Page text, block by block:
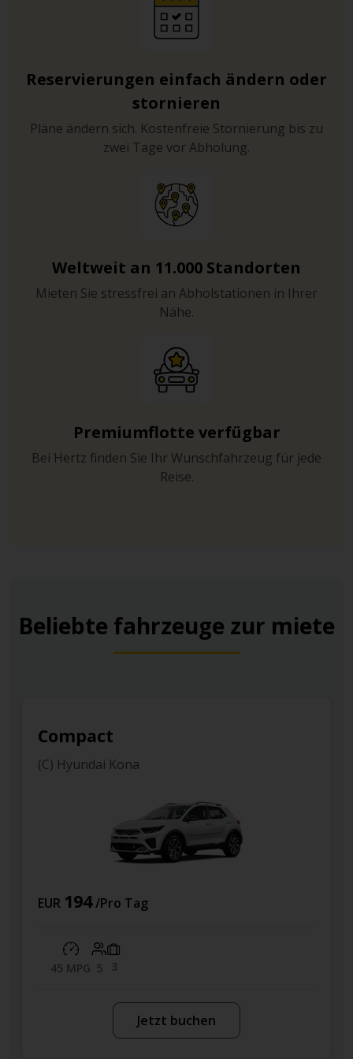
Reservierungen einfach ändern oder
stornieren
Pläne ändern sich. Kostenfreie Stornierung bis zu
zwei Tage vor Abholung.
Weltweit an 11.000 Standorten
Mieten Sie stressfrei an Abholstationen in Ihrer
Nähe.
Premiumflotte verfügbar
Bei Hertz finden Sie Ihr Wunschfahrzeug für jede
Reise.
Beliebte fahrzeuge zur miete
Hyundai Kona
194/Pro Tag
5 3
Jetzt buchen